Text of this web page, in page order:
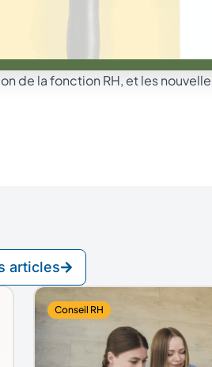
de la fonction RH, et les
articles
Conseil RH